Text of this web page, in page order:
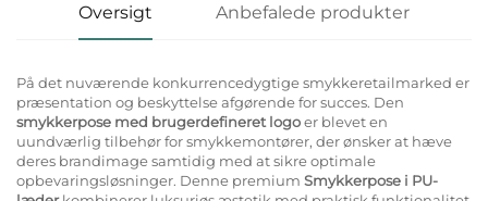
Oversigt Anbefalede produkter
På det nuværende konkurrencedygtige smykkeretailmarked er
præsentation og beskyttelse afgørende for succes. Den
smykkerpose med brugerdefineret logoer blevet en
uundværlig tilbehør for smykkemontører, der ønsker at hæve
deres brandimage samtidig med at sikre optimale
opbevaringsløsninger. Denne premium Smykkerpose i PU-